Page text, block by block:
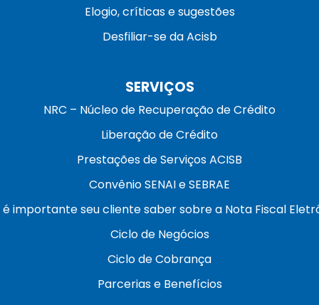
Elogio, críticas e sugestões
Desfiliar-se da Acisb
SERVIÇOS
NRC – Núcleo de Recuperação de Crédito
Liberação de Crédito
Prestações de Serviços ACISB
Convênio SENAI e SEBRAE
é importante seu cliente saber sobre a Nota Fiscal
Ciclo de Negócios
Ciclo de Cobrança
Parcerias e Benefícios